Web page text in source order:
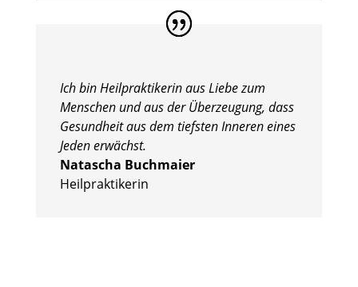
Ich bin Heilpraktikerin aus Liebe zum
Menschen und aus der Überzeugung, dass
Gesundheit aus dem tiefsten Inneren eines
Jeden erwächst.
Natascha Buchmaier
Heilpraktikerin